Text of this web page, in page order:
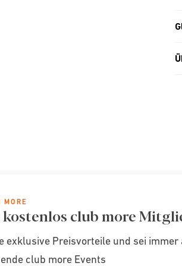
kostenlos club more
exklusive Preisvorteile und sei
club more Events